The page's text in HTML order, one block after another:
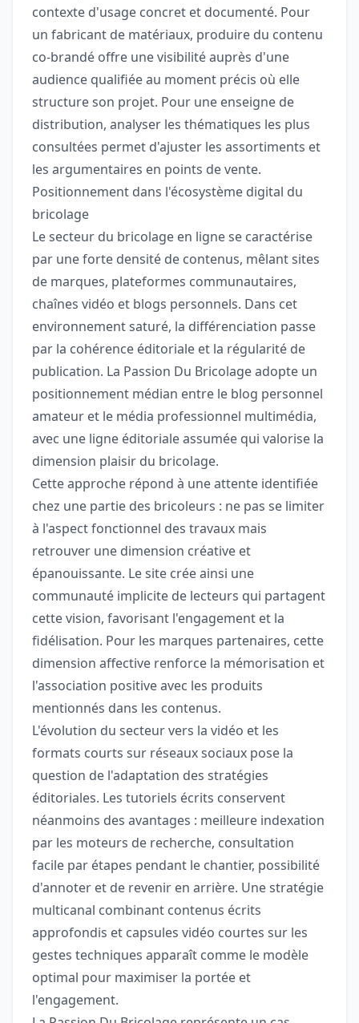
contexte d'usage concret et documenté. Pour
un fabricant de matériaux, produire du contenu
co-brandé offre une visibilité auprès d'une
audience qualifiée au moment précis où elle
structure son projet. Pour une enseigne de
distribution, analyser les thématiques les plus
consultées permet d'ajuster les assortiments et
les argumentaires en points de vente.
Positionnement dans l'écosystème digital du
bricolage
Le secteur du bricolage en ligne se caractérise
par une forte densité de contenus, mêlant sites
de marques, plateformes communautaires,
chaînes vidéo et blogs personnels. Dans cet
environnement saturé, la différenciation passe
par la cohérence éditoriale et la régularité de
publication. La Passion Du Bricolage adopte un
positionnement médian entre le blog personnel
amateur et le média professionnel multimédia,
avec une ligne éditoriale assumée qui valorise la
dimension plaisir du bricolage.
Cette approche répond à une attente identifiée
chez une partie des bricoleurs : ne pas se limiter
à l'aspect fonctionnel des travaux mais
retrouver une dimension créative et
épanouissante. Le site crée ainsi une
communauté implicite de lecteurs qui partagent
cette vision, favorisant l'engagement et la
fidélisation. Pour les marques partenaires, cette
dimension affective renforce la mémorisation et
l'association positive avec les produits
mentionnés dans les contenus.
L'évolution du secteur vers la vidéo et les
formats courts sur réseaux sociaux pose la
question de l'adaptation des stratégies
éditoriales. Les tutoriels écrits conservent
néanmoins des avantages : meilleure indexation
par les moteurs de recherche, consultation
facile par étapes pendant le chantier, possibilité
d'annoter et de revenir en arrière. Une stratégie
multicanal combinant contenus écrits
approfondis et capsules vidéo courtes sur les
gestes techniques apparaît comme le modèle
optimal pour maximiser la portée et
l'engagement.